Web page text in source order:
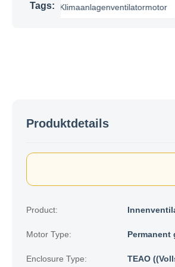
Tags:
Klimaanlagenventilatormotor
Produktdetails
Product:
Motor Type:
Enclosure Type: TEAO